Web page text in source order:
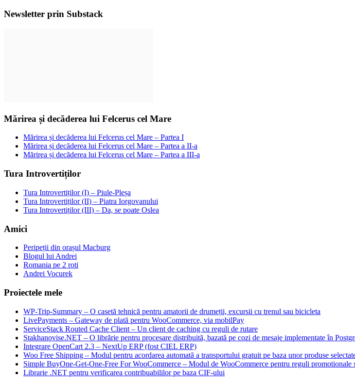
Newsletter prin Substack
Mărirea și decăderea lui Felcerus cel Mare
Mărirea și decăderea lui Felcerus cel Mare – Partea I
Mărirea și decăderea lui Felcerus cel Mare – Partea a II-a
Mărirea și decăderea lui Felcerus cel Mare – Partea a III-a
Tura Introvertiților
Tura Introvertiților (I) – Piule-Pleșa
Tura Introvertiților (II) – Piatra Iorgovanului
Tura Introvertiților (III) – Da, se poate Oslea
Amici
Peripeții din orașul Macburg
Blogul lui Andrei
Romania pe 2 roti
Andrei Vocurek
Proiectele mele
WP-Trip-Summary – O casetă tehnică pentru amatorii de drumeții, excursii cu trenul sau bicicleta
LivePayments – Gateway de plată pentru WooCommerce, via mobilPay
ServiceStack Routed Cache Client – Un client de caching cu reguli de rutare
Stakhanovise.NET – O librărie pentru procesare distribuită, bazată pe cozi de mesaje implementate în
Integrare OpenCart 2.3 – NextUp ERP (fost CIEL ERP)
Woo Free Shipping – Modul pentru acordarea automată a transportului gratuit pe baza unor produse
Simple BuyOne-Get-One-Free For WooCommerce – Modul de WooCommerce pentru reguli promotionale
Librarie .NET pentru verificarea contribuabililor pe baza CIF-ului